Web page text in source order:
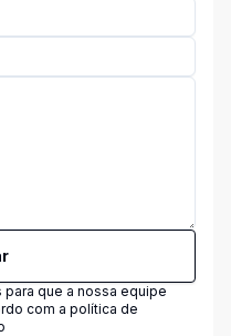
que a nossa equipe
com a política de